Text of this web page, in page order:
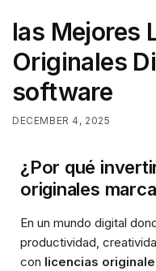
las Mejores
Originales
software
DECEMBER 4, 2025
¿Por qué
originales
En un mundo digital
productividad,
con licencias